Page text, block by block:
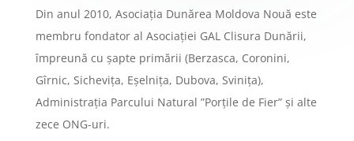
Din anul 2010, Asociaţia Dunărea Moldova Nouă este
membru fondator al Asociaţiei GAL Clisura Dunării,
împreună cu şapte primării (Berzasca, Coronini,
Gîrnic, Sicheviţa, Eşelniţa, Dubova, Sviniţa),
Administraţia Parcului Natural ”Porţile de Fier” și alte
zece ONG-uri.